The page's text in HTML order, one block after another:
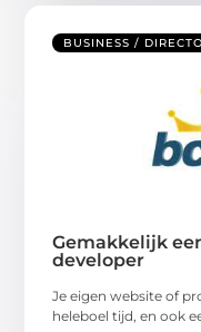
BUSINESS /
Gemakkelijk
developer
Je eigen website of
heleboel tijd, en ook